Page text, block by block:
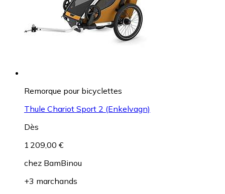
Remorque pour bicyclettes
Thule Chariot Sport 2 (Enkelvagn)
Dès
1 209,00 €
chez BamBinou
+3 marchands